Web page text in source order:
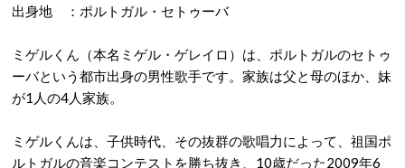
出身地 ：ポルトガル・セトゥーバ
ミゲルくん（本名ミゲル・ゲレイロ）は、ポルトガルのセトゥ
ーバという都市出身の男性歌手です。家族は父と母のほか、妹
が1人の4人家族。
ミゲルくんは、子供時代、その抜群の歌唱力によって、祖国ポ
ルトガルの音楽コンテストを勝ち抜き、10歳だった2009年6